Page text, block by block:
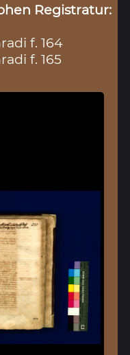
Registratur:
f. 164
f. 165